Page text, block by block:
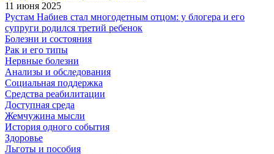
11 июня 2025
Рустам Набиев стал многодетным отцом: у блогера и его
супруги родился третий ребенок
Болезни и состояния
Рак и его типы
Нервные болезни
Анализы и обследования
Социальная поддержка
Средства реабилитации
Доступная среда
Жемчужина мысли
История одного события
Здоровье
Льготы и пособия